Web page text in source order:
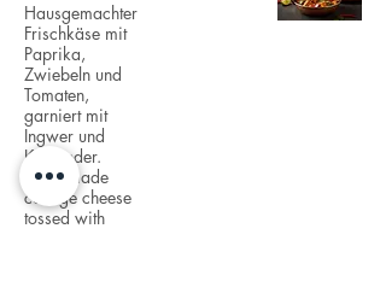
Hausgemachter
Frischkäse mit
Paprika,
Zwiebeln und
Tomaten,
garniert mit
Ingwer und
Koriander.
Homemade
cottage cheese
tossed with